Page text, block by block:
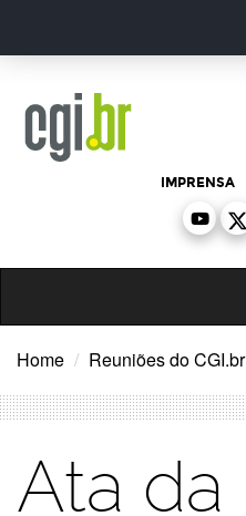
o
IMPRENSA
Home Reuniões do CGI.br
Ata da